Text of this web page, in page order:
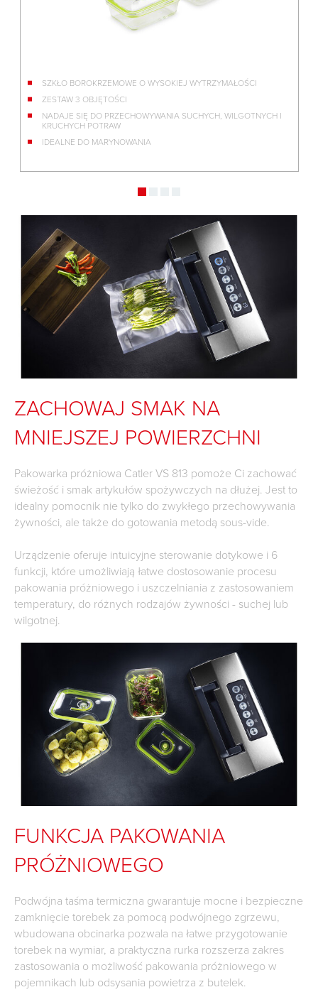
SZKŁO BOROKRZEMOWE O WYSOKIEJ WYTRZYMAŁOŚCI
ZESTAW 3 OBJĘTOŚCI
NADAJE SIĘ DO PRZECHOWYWANIA SUCHYCH, WILGOTNYCH I
KRUCHYCH POTRAW
IDEALNE DO MARYNOWANIA
ZACHOWAJ SMAK NA
MNIEJSZEJ POWIERZCHNI
Pakowarka próżniowa Catler VS 813 pomoże Ci zachować
świeżość i smak artykułów spożywczych na dłużej. Jest to
idealny pomocnik nie tylko do zwykłego przechowywania
żywności, ale także do gotowania metodą sous-vide.
Urządzenie oferuje intuicyjne sterowanie dotykowe i 6
funkcji, które umożliwiają łatwe dostosowanie procesu
pakowania próżniowego i uszczelniania z zastosowaniem
temperatury, do różnych rodzajów żywności - suchej lub
wilgotnej.
FUNKCJA PAKOWANIA
PRÓŻNIOWEGO
Podwójna taśma termiczna gwarantuje mocne i bezpieczne
zamknięcie torebek za pomocą podwójnego zgrzewu,
wbudowana obcinarka pozwala na łatwe przygotowanie
torebek na wymiar, a praktyczna rurka rozszerza zakres
zastosowania o możliwość pakowania próżniowego w
pojemnikach lub odsysania powietrza z butelek.